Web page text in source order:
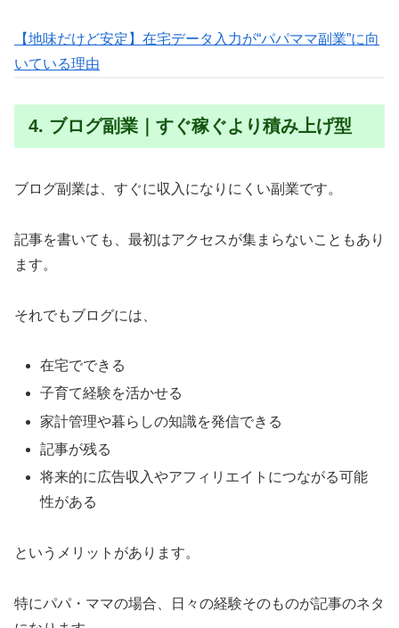
【地味だけど安定】在宅データ入力が“パパママ副業”に向
いている理由
4. ブログ副業｜すぐ稼ぐより積み上げ型
ブログ副業は、すぐに収入になりにくい副業です。
記事を書いても、最初はアクセスが集まらないこともあり
ます。
それでもブログには、
在宅でできる
子育て経験を活かせる
家計管理や暮らしの知識を発信できる
記事が残る
将来的に広告収入やアフィリエイトにつながる可能
性がある
というメリットがあります。
特にパパ・ママの場合、日々の経験そのものが記事のネタ